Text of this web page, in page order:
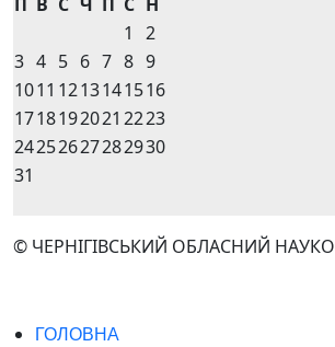
1
2
3 4 5 6 7 8 9
1011 1213141516
1718192021 2223
24252627282930
31
© ЧЕРНІГІВСЬКИЙ ОБЛАСНИЙ
ГОЛОВНА